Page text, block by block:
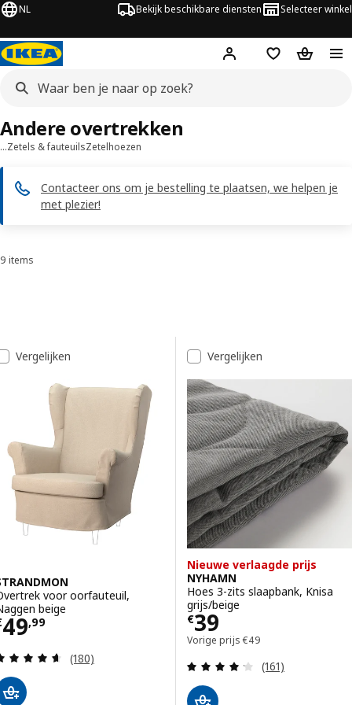
NL Bekijk beschikbare diensten Selecteer winkel
Hej! Log inVerlanglijstje
…Zetels & fauteuilsZetelhoezen
Contacteer ons om je bestelling te plaatsen, we helpen je
met plezier!
Andere overtrekken
Sorteren en filteren
9 items
Resultatenlijst
Vergelijken
voor oorfauteuil,
beige
49,99€ 49,99
Beoordeling: 4.6 van 5 sterren. Totaal
(180)
Vergelijken
Nieuwe verlaagde prijs
NYHAMN
Hoes 3-zits slaapbank, Knisa
grijs/beige
€39
Prijs € 39
Vorige prijs€49
Vorige prijs € 49
Beoordeling:
(161)